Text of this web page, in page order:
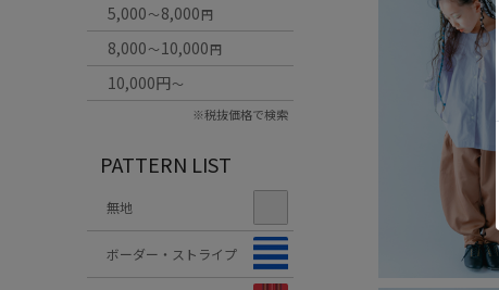
5,000～8,000円
8,000～10,000円
10,000円～
※税抜価格で検索
PATTERN LIST
無地
ボーダー・ストライプ